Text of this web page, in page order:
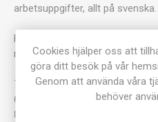
arbetsuppgifter, allt på svenska.
Förutom laborationssatsen,
material.
7573 Mortel med pestill /5st
6392 Mätcylinder 250ml
8420 Separertratt 100ml konisk
Cookies hjälper oss att
göra ditt besök på vår
Genom att använda våra
behöver